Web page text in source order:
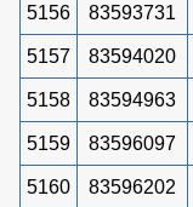
5156 83593731
5157 83594020
5158 83594963
5159 83596097
5160 83596202